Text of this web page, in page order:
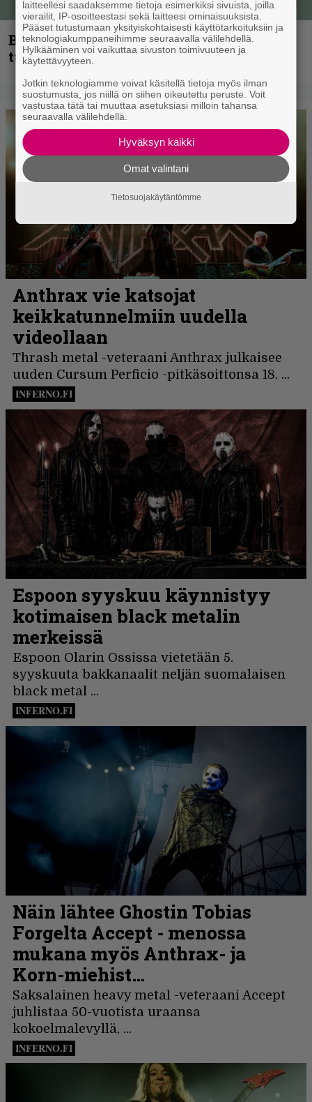
Blind Channel palaa rytinällä –
tuplasingle videoineen julki
laitteellesi saadaksemme tietoja esimerkiksi sivuista, joilla
vierailit, IP-osoitteestasi sekä laitteesi ominaisuuksista.
Pääset tutustumaan yksityiskohtaisesti käyttötarkoituksiin ja
teknologiakumppaneihimme seuraavalla välilehdellä.
Hylkääminen voi vaikuttaa sivuston toimivuuteen ja
käytettävyyteen.
Jotkin teknologiamme voivat käsitellä tietoja myös ilman
suostumusta, jos niillä on siihen oikeutettu peruste. Voit
vastustaa tätä tai muuttaa asetuksiasi milloin tahansa
seuraavalla välilehdellä.
Hyväksyn kaikki
Omat valintani
Tietosuojakäytäntömme